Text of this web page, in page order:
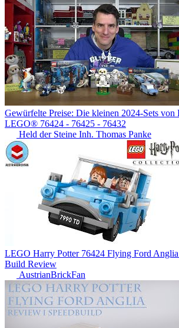
Gewürfelte Preise: Die kleinen 2024-Sets von
LEGO® 76424 - 76425 - 76432
Held der Steine Inh. Thomas Panke
LEGO Harry Potter 76424 Flying Ford
Build Review
AustrianBrickFan